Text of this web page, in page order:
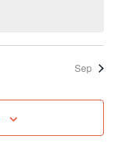
Sep